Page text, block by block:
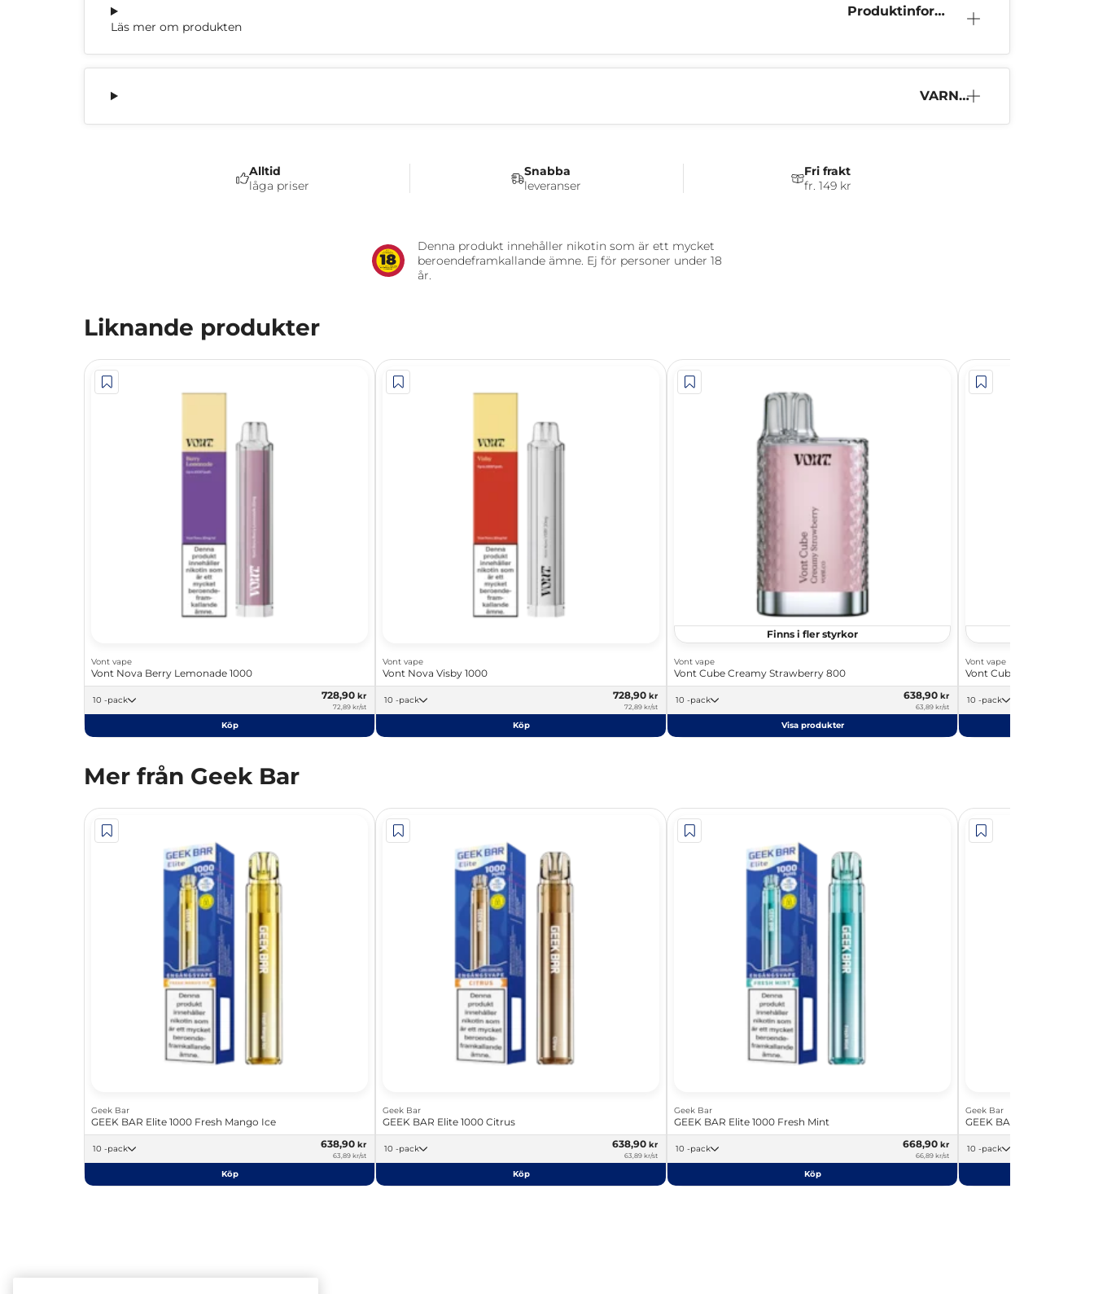
Produktinform
Läs mer om produkten
VARNI
Alltid
låga priser
Snabba
leveranser
Fri frakt
fr. 149 kr
Denna produkt innehåller nikotin som är ett mycket
beroendeframkallande ämne. Ej för personer under 18
år.
Liknande produkter
Vont vape
Vont Nova Berry Lemonade 1000
10 -pack 728,90 kr
72,89 kr/st
Köp
Vont vape
Vont Nova Visby 1000
10 -pack 728,90 kr
72,89 kr/st
Köp
Finns i fler styrkor
Vont vape
Vont Cube Creamy Strawberry 800
10 -pack 638,90 kr
63,89 kr/st
Visa produkter
Vont vape
Vont Cube Blue
10 -pack
Mer från Geek Bar
Geek Bar
GEEK BAR Elite 1000 Fresh Mango Ice
10 -pack 638,90 kr
63,89 kr/st
Köp
Geek Bar
GEEK BAR Elite 1000 Citrus
10 -pack 638,90 kr
63,89 kr/st
Köp
Geek Bar
GEEK BAR Elite 1000 Fresh Mint
10 -pack 668,90 kr
66,89 kr/st
Köp
Geek Bar
GEEK BAR Elite 1000
10 -pack